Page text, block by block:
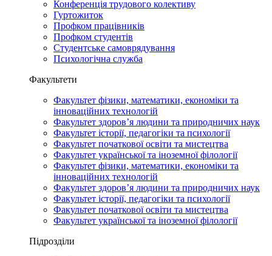
Конференція трудового колективу
Гуртожиток
Профком працівників
Профком студентів
Студентське самоврядування
Психологічна служба
Факультети
Факультет фізики, математики, економіки та
інноваційних технологій
Факультет здоров’я людини та природничих наук
Факультет історії, педагогіки та психології
Факультет початкової освіти та мистецтва
Факультет української та іноземної філології
Факультет фізики, математики, економіки та
інноваційних технологій
Факультет здоров’я людини та природничих наук
Факультет історії, педагогіки та психології
Факультет початкової освіти та мистецтва
Факультет української та іноземної філології
Підрозділи